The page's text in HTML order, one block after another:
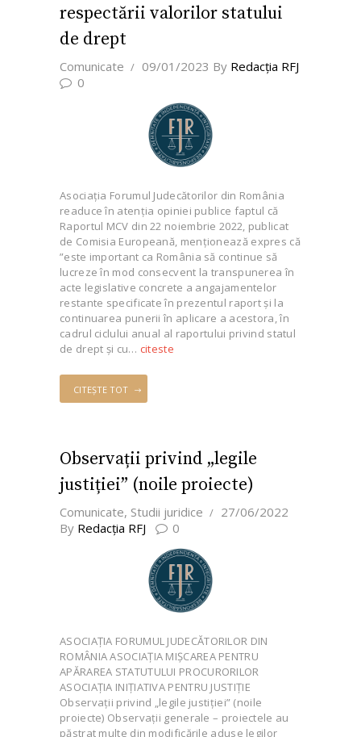
respectării valorilor statului
de drept
Comunicate 09/01/2023 By Redacţia RFJ
0
Asociația Forumul Judecătorilor din România
readuce în atenţia opiniei publice faptul că
Raportul MCV din 22 noiembrie 2022, publicat
de Comisia Europeană, menționează expres că
”este important ca România să continue să
lucreze în mod consecvent la transpunerea în
acte legislative concrete a angajamentelor
restante specificate în prezentul raport și la
continuarea punerii în aplicare a acestora, în
cadrul ciclului anual al raportului privind statul
de drept și cu… citeste
CITEȘTE TOT
Observații privind „legile
justiției” (noile proiecte)
Comunicate, Studii juridice
27/06/2022
By Redacţia RFJ 0
ASOCIAŢIA FORUMUL JUDECĂTORILOR DIN
ROMÂNIA ASOCIAȚIA MIȘCAREA PENTRU
APĂRAREA STATUTULUI PROCURORILOR
ASOCIAȚIA INIȚIATIVA PENTRU JUSTIȚIE
Observații privind „legile justiției” (noile
proiecte) Observații generale – proiectele au
păstrat multe din modificările aduse legilor